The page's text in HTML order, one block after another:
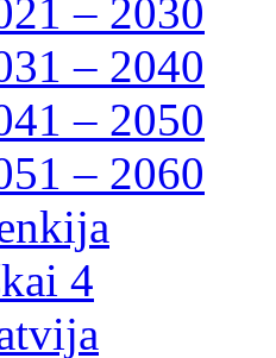
– 2030
– 2040
– 2050
– 2060
4